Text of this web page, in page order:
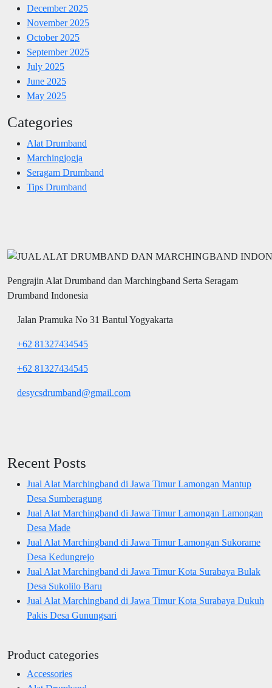
December 2025
November 2025
October 2025
September 2025
July 2025
June 2025
May 2025
Categories
Alat Drumband
Marchingjogja
Seragam Drumband
Tips Drumband
Pengrajin Alat Drumband dan Marchingband Serta Seragam
Drumband Indonesia
Jalan Pramuka No 31 Bantul Yogyakarta
+62 81327434545
+62 81327434545
desycsdrumband@gmail.com
Recent Posts
Jual Alat Marchingband di Jawa Timur Lamongan Mantup
Desa Sumberagung
Jual Alat Marchingband di Jawa Timur Lamongan Lamongan
Desa Made
Jual Alat Marchingband di Jawa Timur Lamongan Sukorame
Desa Kedungrejo
Jual Alat Marchingband di Jawa Timur Kota Surabaya Bulak
Desa Sukolilo Baru
Jual Alat Marchingband di Jawa Timur Kota Surabaya Dukuh
Pakis Desa Gunungsari
Product categories
Accessories